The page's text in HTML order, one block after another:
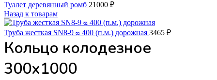
Туалет деревянный ромб 21000 ₽
Назад к товарам
Труба жесткая SN8-9 ᴓ 400 (п.м.) дорожная 3465 ₽
Кольцо колодезное
300х1000